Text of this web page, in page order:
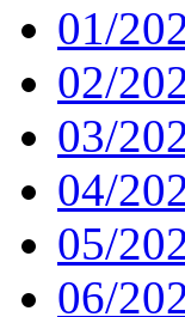
01/
02/
03/
04/
05/
06/